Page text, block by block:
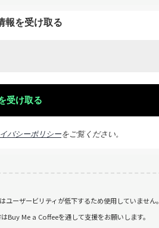
を受け取る
バシーポリシーをご覧ください。
ーザービリティが低下するため使用していません。
Buy Me a Coffeeを通して支援をお願いします。